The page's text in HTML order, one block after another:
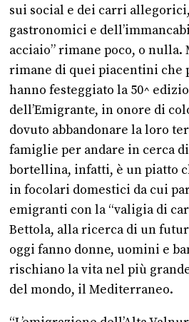
sui social e dei carri
gastronomici e
acciaio” rimane poco, o nulla.
rimane di quei piacentini che
hanno festeggiato la 50^
dell’Emigrante, in onore di
dovuto abbandonare la loro
famiglie per andare in cerca
bortellina, infatti, è un piatto
in focolari domestici da cui
emigranti con la “valigia di
Bettola, alla ricerca di un
oggi fanno donne, uomini e
rischiano la vita nel più
del mondo, il Mediterraneo.